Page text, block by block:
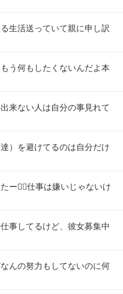
生活送っていて親に申し訳
う何もしたくないんだよ本
来ない人は自分の事見れて
）を避けてるのは自分だけ
ー😮‍💨仕事は嫌いじゃないけ
事してるけど、彼女募集中
んの努力もしてないのに何